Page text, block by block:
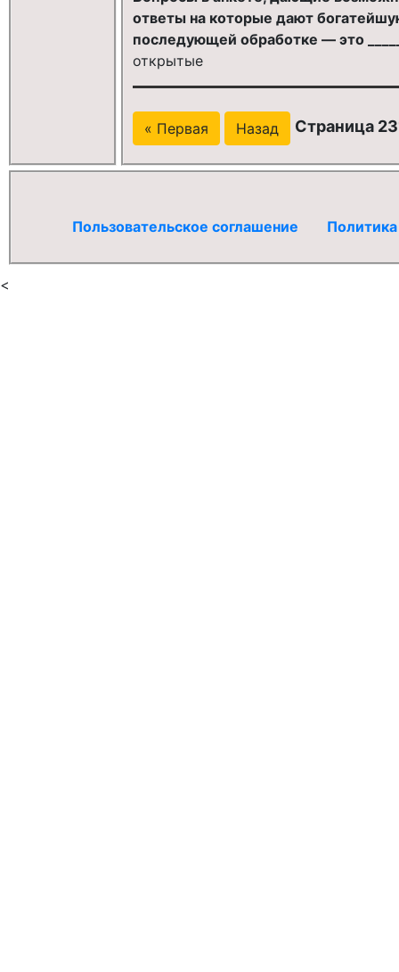
ответы на которые дают
последующей обработке — это
открытые
« Первая Назад Страница
Пользовательское соглашение
<